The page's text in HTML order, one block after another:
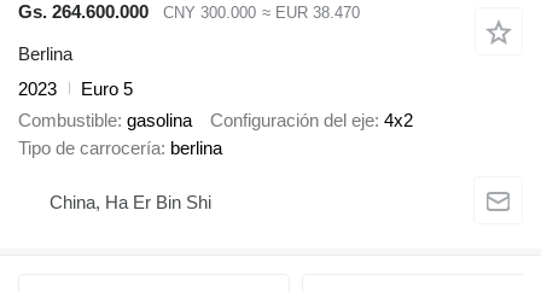
Gs. 264.600.000
CNY 300.000 ≈ EUR 38.470
Berlina
2023
Euro 5
Combustible gasolina Configuración del eje 4x2
Tipo de carrocería berlina
China, Ha Er Bin Shi